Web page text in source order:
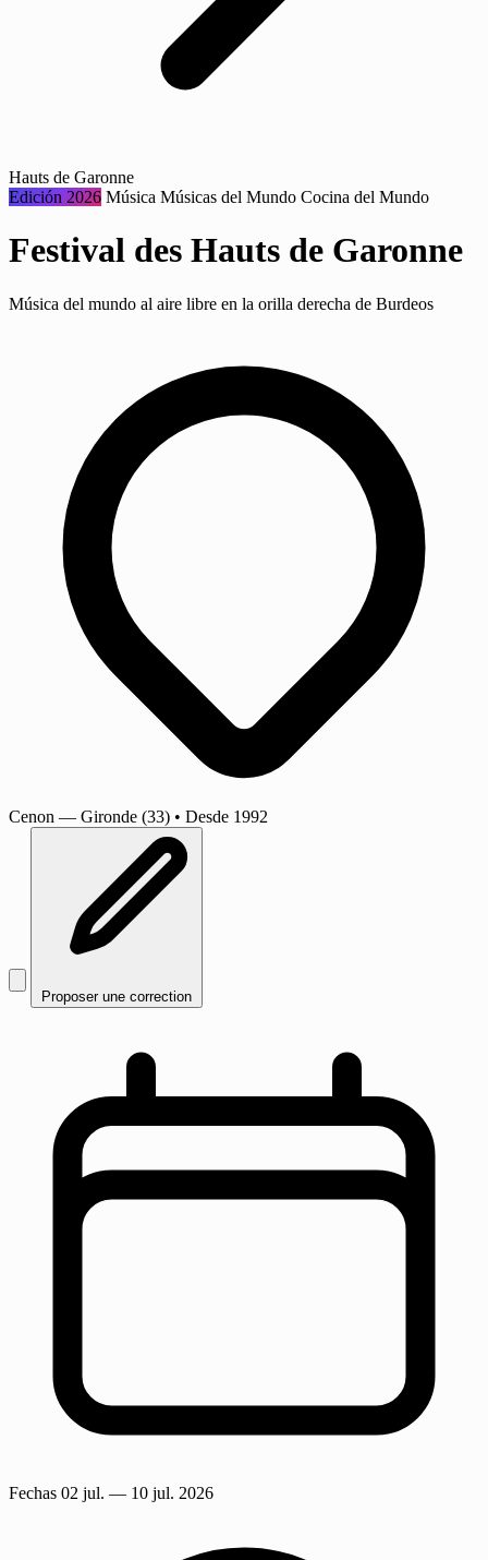
Hauts de Garonne
Edición 2026 Música Músicas del Mundo Cocina del Mundo
Festival des Hauts de Garonne
Música del mundo al aire libre en la orilla derecha de Burdeos
Cenon — Gironde (33) • Desde 1992
Proposer une correction
Fechas 02 jul. — 10 jul. 2026